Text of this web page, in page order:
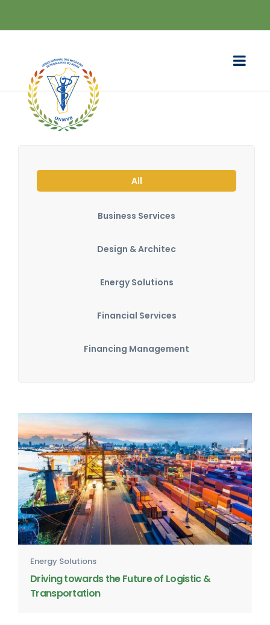
All
Business Services
Design & Architec
Energy Solutions
Financial Services
Financing Management
Energy Solutions
Driving towards the Future of Logistic &
Transportation